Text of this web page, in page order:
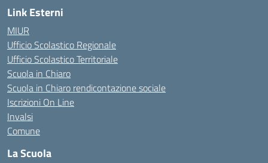
Link Esterni
MIUR
Ufficio Scolastico Regionale
Ufficio Scolastico Territoriale
Scuola in Chiaro
Scuola in Chiaro rendicontazione sociale
Iscrizioni On Line
Invalsi
Comune
La Scuola